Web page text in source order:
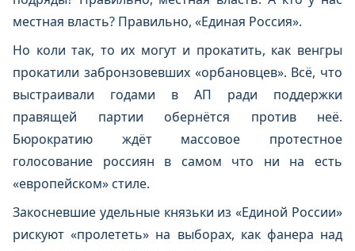
местная власть? Правильно, «Единая Россия».
Но коли так, то их могут и прокатить, как венгры
прокатили забронзовевших «орбановцев». Всё, что
выстраивали годами в АП ради поддержки
правящей партии обернётся против неё.
Бюрократию ждёт массовое протестное
голосование россиян в самом что ни на есть
«европейском» стиле.
Закосневшие удельные князьки из «Единой России»
рискуют «пролететь» на выборах, как фанера над